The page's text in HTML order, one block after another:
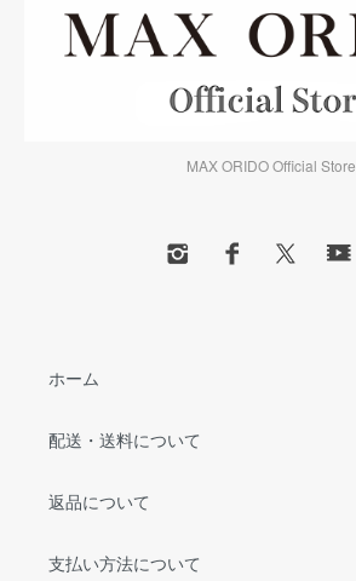
MAX ORIDO Official Store
ホーム
配送・送料について
返品について
支払い方法について